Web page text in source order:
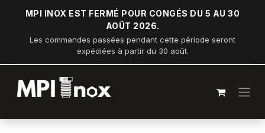
Se rendre au contenu
MPI INOX EST FERMÉ POUR CONGÉS DU 5 AU 30
AOÛT 2026.
Les commandes passées pendant cette période seront
expédiées à partir du 30 août.